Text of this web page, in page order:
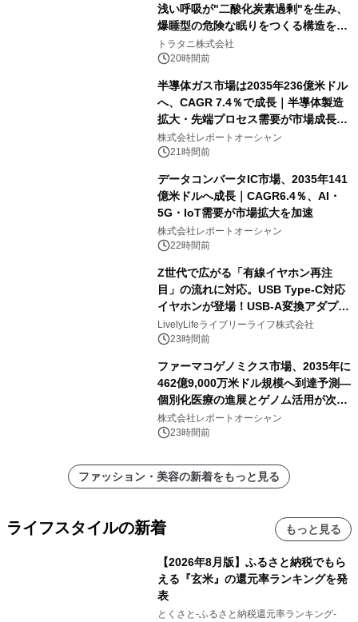
浅い呼吸が"二酸化炭素過剰"を生み、
爆睡型の危険な眠りをつくる構造を解
説
トラタニ株式会社
20時間前
半導体ガス市場は2035年236億米ドル
へ、CAGR 7.4％で成長｜半導体製造
拡大・先端プロセス需要が市場成長を
加速
株式会社レポートオーシャン
21時間前
データコンバータIC市場、2035年141
億米ドルへ成長｜CAGR6.4％、AI・
5G・IoT需要が市場拡大を加速
株式会社レポートオーシャン
22時間前
Z世代で広がる「有線イヤホン再注
目」の流れに対応。USB Type-C対応
イヤホンが登場！USB-A変換アダプタ
ー付きでスマホからパソコンまで幅広
く活用可能
LivelyLifeライブリーライフ株式会社
23時間前
ファーマコゲノミクス市場、2035年に
462億9,000万米ドル規模へ到達予測―
個別化医療の進展とゲノム活用が次世
代ヘルスケア投資を加速
株式会社レポートオーシャン
23時間前
ファッション・美容の新着をもっと見る
ライフスタイルの新着 もっと見る
【2026年8月版】ふるさと納税でもら
える『玄米』の還元率ランキングを発
表
とくさと-ふるさと納税還元率ランキング-